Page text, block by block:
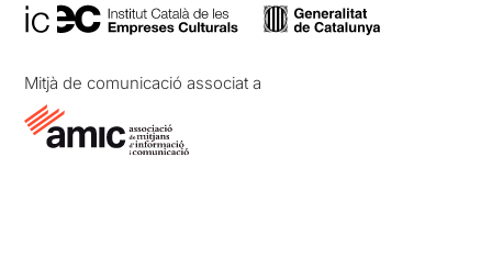
Mitjà de comunicació associat a